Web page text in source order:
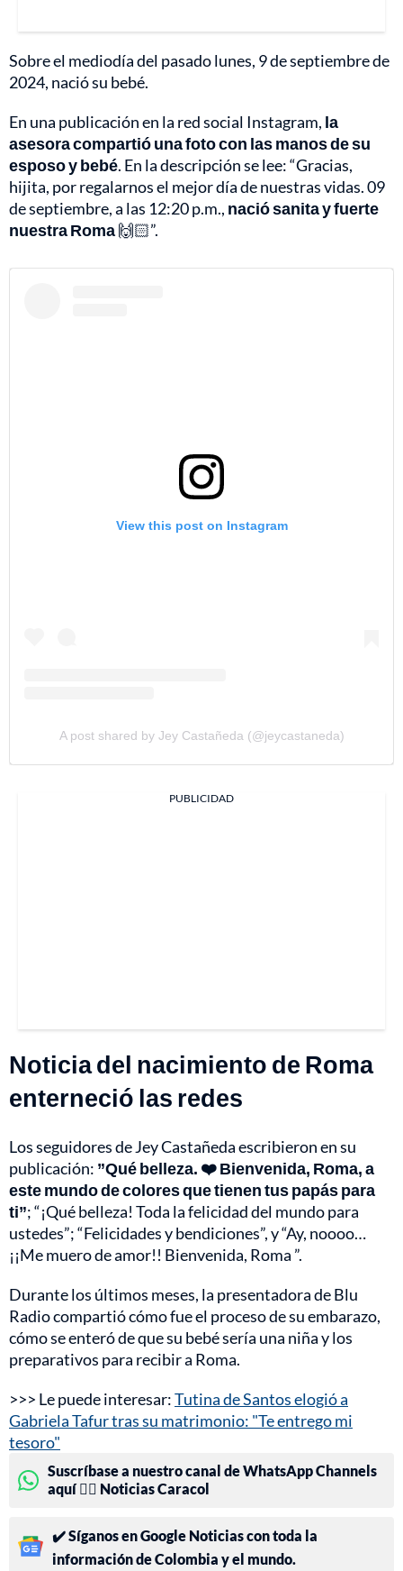
Sobre el mediodía del pasado lunes, 9 de septiembre de
2024, nació su bebé.
En una publicación en la red social Instagram, la
asesora compartió una foto con las manos de su
esposo y bebé. En la descripción se lee: “Gracias,
hijita, por regalarnos el mejor día de nuestras vidas. 09
de septiembre, a las 12:20 p.m., nació sanita y fuerte
nuestra Roma🙌🏻”.
View this post on Instagram
A post shared by Jey Castañeda (@jeycastaneda)
PUBLICIDAD
Noticia del nacimiento de Roma
enterneció las redes
Los seguidores de Jey Castañeda escribieron en su
publicación: ”Qué belleza. ❤️ Bienvenida, Roma, a
este mundo de colores que tienen tus papás para
ti”; “¡Qué belleza! Toda la felicidad del mundo para
ustedes”; “Felicidades y bendiciones”, y “Ay, noooo…
¡¡Me muero de amor!! Bienvenida, Roma ”.
Durante los últimos meses, la presentadora de Blu
Radio compartió cómo fue el proceso de su embarazo,
cómo se enteró de que su bebé sería una niña y los
preparativos para recibir a Roma.
>>> Le puede interesar:Tutina de Santos elogió a
Gabriela Tafur tras su matrimonio: "Te entrego mi
tesoro"
Suscríbase a nuestro canal de WhatsApp Channels
aquí 👉🏻 Noticias Caracol
✔️ Síganos en Google Noticias con toda la
información de Colombia y el mundo.